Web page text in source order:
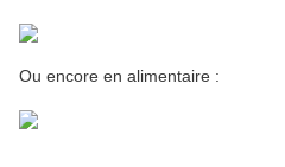
Ou encore en alimentaire :